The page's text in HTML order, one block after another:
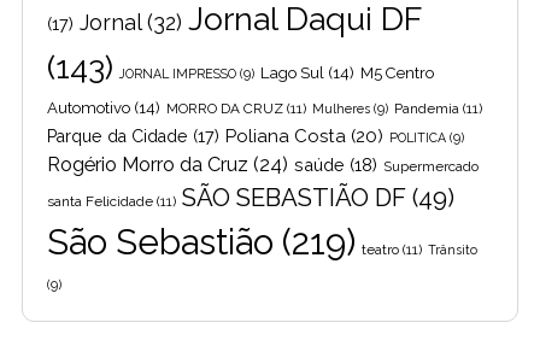
(17) Jornal(32) Jornal Daqui DF
(143)
JORNAL IMPRESSO (9) Lago Sul (14) M5 Centro
Automotivo (14) MORRO DA CRUZ (11) Mulheres (9) Pandemia (11)
Parque da Cidade (17) Poliana Costa (20) POLITICA (9)
Rogério Morro da Cruz (24) saúde (18) Supermercado
santa Felicidade (11) SÃO SEBASTIÃO DF (49)
São Sebastião (219) teatro (11) Trânsito
(9)